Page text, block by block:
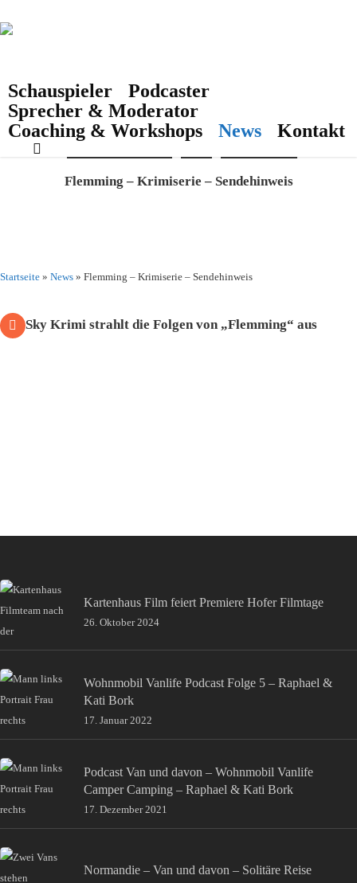
main
Schauspieler
Podcaster
Sprecher & Moderator
Coaching & Workshops
News Kontakt
Flemming – Krimiserie – Sendehinweis
Startseite » News » Flemming – Krimiserie – Sendehinweis
Sky Krimi strahlt die Folgen von „Flemming“ aus
Kartenhaus Film feiert Premiere Hofer Filmtage
26. Oktober 2024
Wohnmobil Vanlife Podcast Folge 5 – Raphael &
Kati Bork
17. Januar 2022
Podcast Van und davon – Wohnmobil Vanlife
Camper Camping – Raphael & Kati Bork
17. Dezember 2021
Normandie – Van und davon – Solitäre Reise